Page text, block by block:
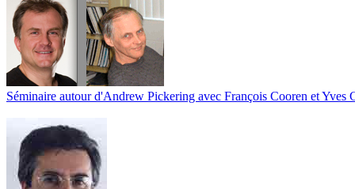
Séminaire autour d'Andrew Pickering avec François Cooren et Yves